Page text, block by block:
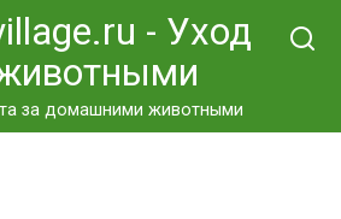
- Уход
за домашними животными